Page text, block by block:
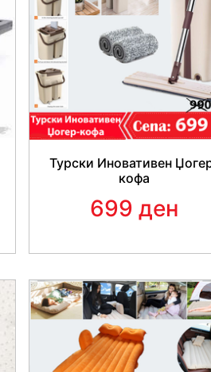
Заборави на миењето -
детергент,
Без неред и валкани
дополнително валкање на
Две различни сечила! -Две
сè што сакаш да исецкаш е
ја
Турски Иновативен
кофа
699 ден